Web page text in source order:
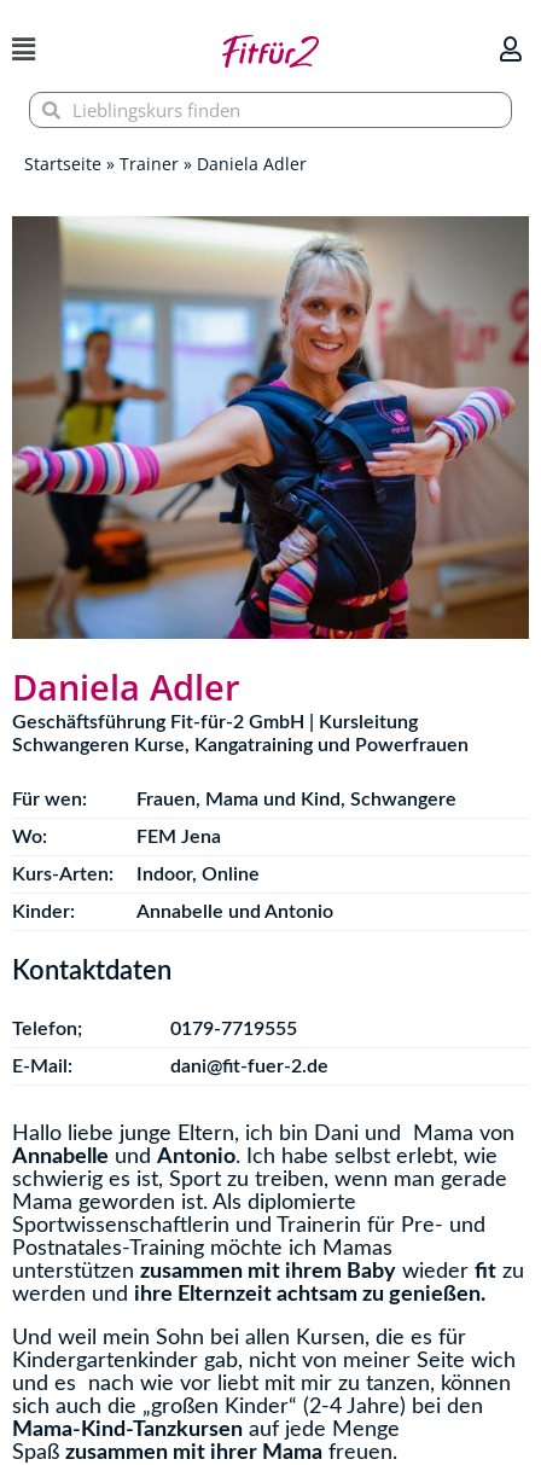
Inhalt
springen
SucheSuche
Startseite » Trainer » Daniela Adler
Daniela Adler
Geschäftsführung Fit-für-2 GmbH | Kursleitung
Schwangeren Kurse, Kangatraining und Powerfrauen
Für wen: Frauen, Mama und Kind, Schwangere
Wo:
FEM Jena
Kurs-Arten:
Indoor, Online
Kinder:
Annabelle und Antonio
Kontaktdaten
Telefon;
0179-7719555
E-Mail:
dani@fit-fuer-2.de
Hallo liebe junge Eltern, ich bin Dani und Mama von
Annabelle und Antonio. Ich habe selbst erlebt, wie
schwierig es ist, Sport zu treiben, wenn man gerade
Mama geworden ist. Als diplomierte
Sportwissenschaftlerin und Trainerin für Pre- und
Postnatales-Training möchte ich Mamas
unterstützen zusammen mit ihrem Baby wieder fit zu
werden und ihre Elternzeit achtsam zu genießen.
Und weil mein Sohn bei allen Kursen, die es für
Kindergartenkinder gab, nicht von meiner Seite wich
und es nach wie vor liebt mit mir zu tanzen, können
sich auch die „großen Kinder“ (2-4 Jahre) bei den
Mama-Kind-Tanzkursen auf jede Menge
Spaß zusammen mit ihrer Mama freuen.